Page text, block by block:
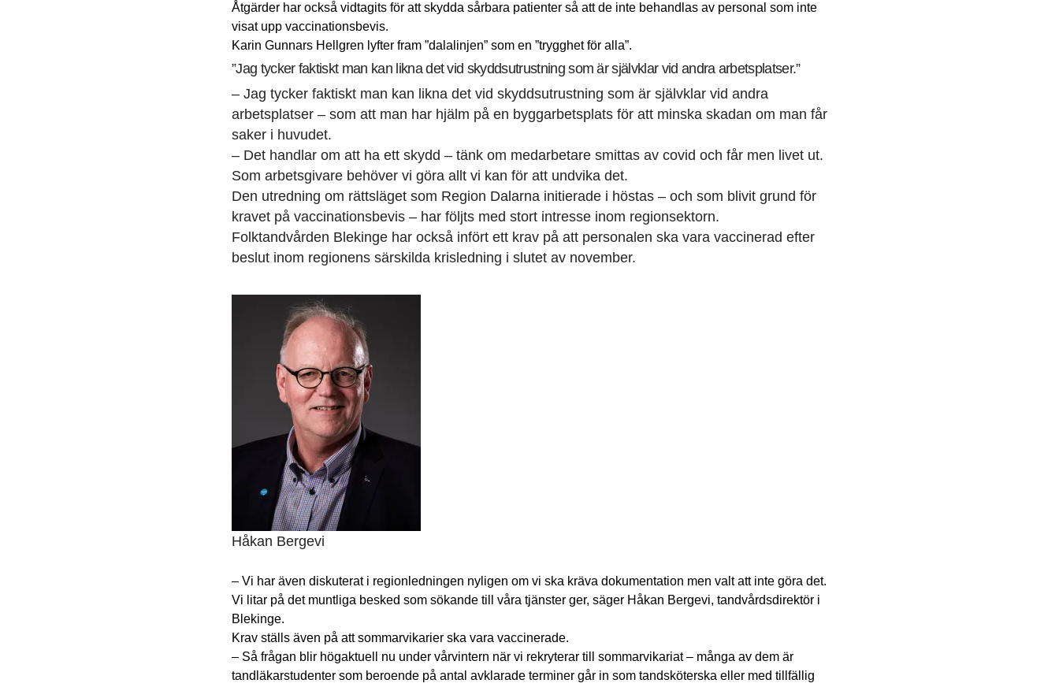
Åtgärder har också vidtagits för att skydda sårbara patienter så att de inte behandlas av personal som inte
visat upp vaccinationsbevis.
Karin Gunnars Hellgren lyfter fram ”dalalinjen” som en ”trygghet för alla”.
”Jag tycker faktiskt man kan likna det vid skyddsutrustning som är självklar vid andra arbetsplatser.”
– Jag tycker faktiskt man kan likna det vid skyddsutrustning som är självklar vid andra
arbetsplatser – som att man har hjälm på en byggarbetsplats för att minska skadan om man får
saker i huvudet.
– Det handlar om att ha ett skydd – tänk om medarbetare smittas av covid och får men livet ut.
Som arbetsgivare behöver vi göra allt vi kan för att undvika det.
Den utredning om rättsläget som Region Dalarna initierade i höstas – och som blivit grund för
kravet på vaccinationsbevis – har följts med stort intresse inom regionsektorn.
Folktandvården Blekinge har också infört ett krav på att personalen ska vara vaccinerad efter
beslut inom regionens särskilda krisledning i slutet av november.
Håkan Bergevi
– Vi har även diskuterat i regionledningen nyligen om vi ska kräva dokumentation men valt att inte göra det.
Vi litar på det muntliga besked som sökande till våra tjänster ger, säger Håkan Bergevi, tandvårdsdirektör i
Blekinge.
Krav ställs även på att sommarvikarier ska vara vaccinerade.
– Så frågan blir högaktuell nu under vårvintern när vi rekryterar till sommarvikariat – många av dem är
tandläkarstudenter som beroende på antal avklarade terminer går in som tandsköterska eller med tillfällig